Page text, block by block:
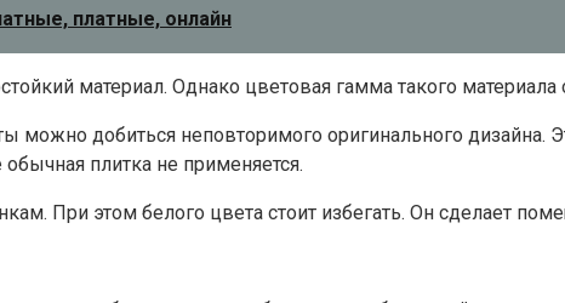
платные, онлайн
материал. Однако цветовая гамма такого материала
добиться неповторимого оригинального дизайна.
плитка не применяется.
При этом белого цвета стоит избегать. Он сделает